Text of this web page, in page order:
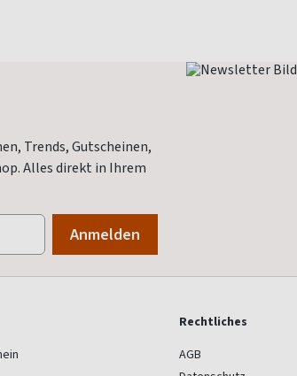
Trends, Gutscheinen,
Alles direkt in Ihrem
Rechtliches
AGB